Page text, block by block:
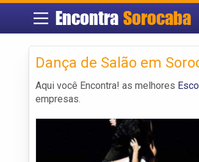
Encontra Sorocaba
Dança de Salão em
Aqui você Encontra! as melhores
empresas.